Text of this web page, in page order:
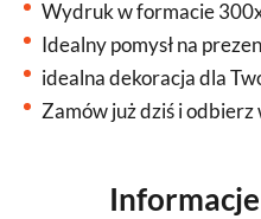
Wydruk w formacie
Idealny pomysł na
idealna dekoracja dla
Zamów już dziś i odbierz